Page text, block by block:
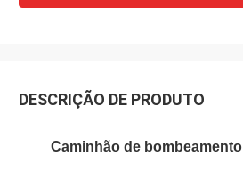
DESCRIÇÃO DE PRODUTO
Caminhão de